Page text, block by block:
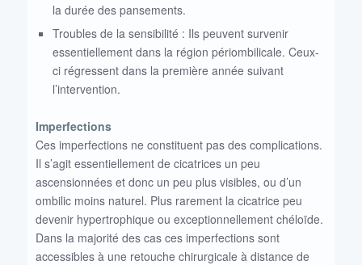
la durée des pansements.
Troubles de la sensibilité : Ils peuvent survenir
essentiellement dans la région périombilicale. Ceux-
ci régressent dans la première année suivant
l’intervention.
Imperfections
Ces imperfections ne constituent pas des complications.
Il s’agit essentiellement de cicatrices un peu
ascensionnées et donc un peu plus visibles, ou d’un
ombilic moins naturel. Plus rarement la cicatrice peu
devenir hypertrophique ou exceptionnellement chéloïde.
Dans la majorité des cas ces imperfections sont
accessibles à une retouche chirurgicale à distance de